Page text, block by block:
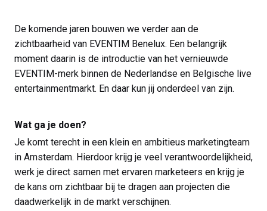
De komende jaren bouwen we verder aan de
zichtbaarheid van EVENTIM Benelux. Een belangrijk
moment daarin is de introductie van het vernieuwde
EVENTIM-merk binnen de Nederlandse en Belgische live
entertainmentmarkt. En daar kun jij onderdeel van zijn.
Wat ga je doen?
Je komt terecht in een klein en ambitieus marketingteam
in Amsterdam. Hierdoor krijg je veel verantwoordelijkheid,
werk je direct samen met ervaren marketeers en krijg je
de kans om zichtbaar bij te dragen aan projecten die
daadwerkelijk in de markt verschijnen.